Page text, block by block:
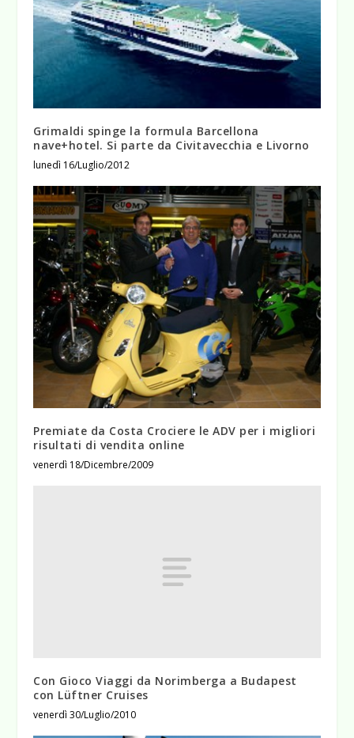
Grimaldi spinge la formula Barcellona
nave+hotel. Si parte da Civitavecchia e Livorno
lunedì 16/Luglio/2012
Premiate da Costa Crociere le ADV per i migliori
risultati di vendita online
venerdì 18/Dicembre/2009
Con Gioco Viaggi da Norimberga a Budapest
con Lüftner Cruises
venerdì 30/Luglio/2010